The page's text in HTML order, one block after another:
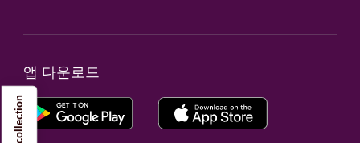
앱 다운로드